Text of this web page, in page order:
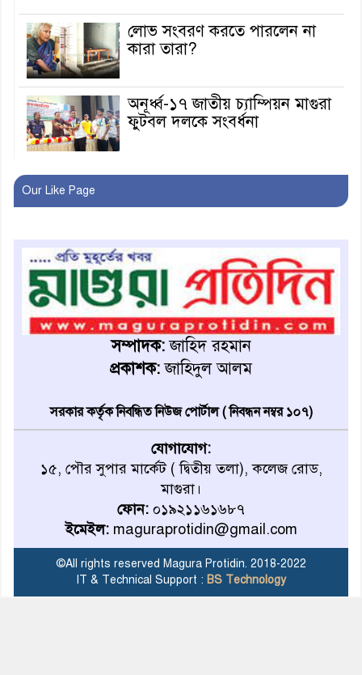
লোভ সংবরণ করতে পারলেন না
কারা তারা?
অনূর্ধ্ব-১৭ জাতীয় চ্যাম্পিয়ন মাগুরা
ফুটবল দলকে সংবর্ধনা
রোববার থেকে ভারতীয় ট্যুরিস্ট
মাগুরায় জাতীয় ভিটামিন ‘এ’ প্লাস
ক্যাম্পেইন উপলক্ষে সাংবাদিক
অবহিতকরণ
মাগুরায় আ’লীগের প্রতিষ্ঠাবার্ষিকীর
কর্মসূচি প্রতিরোধে বিএনপির
মোটরসাইকেল শোডাউন
খুব শিঘ্রই কর্মস্থলে ফিরবেন
মাগুরার ডিসি
মহম্মদপুর থানার ওসিকে ক্লোজ
বাবার হাতে বিক্রি টুকটুকি পুলিশের
সহযোগিতায় ফিরলো মায়ের
কোলে
Our Like Page
সম্পাদক:জাহিদ রহমান
প্রকাশক:জাহিদুল আলম
সরকার কর্তৃক নিবন্ধিত নিউজ পোর্টাল ( নিবন্ধন নম্বর ১০৭)
যোগাযোগ:
১৫, পৌর সুপার মার্কেট ( দ্বিতীয় তলা), কলেজ রোড,
মাগুরা।
ফোন: ০১৯২১১৬১৬৮৭
ইমেইল: maguraprotidin@gmail.com
©All rights reserved Magura Protidin. 2018-2022
IT & Technical Support : BS Technology